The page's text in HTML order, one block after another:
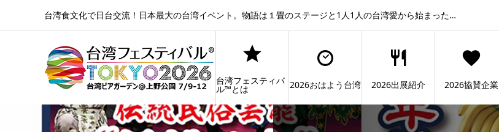
台湾食文化で日台交流！日本最大の台湾イベント。物語は１畳のステージと1人1人の台湾愛から始まった…
台湾フェスティバ
ル™とは 2026おはよう台湾 2026出展紹介 2026協賛企業